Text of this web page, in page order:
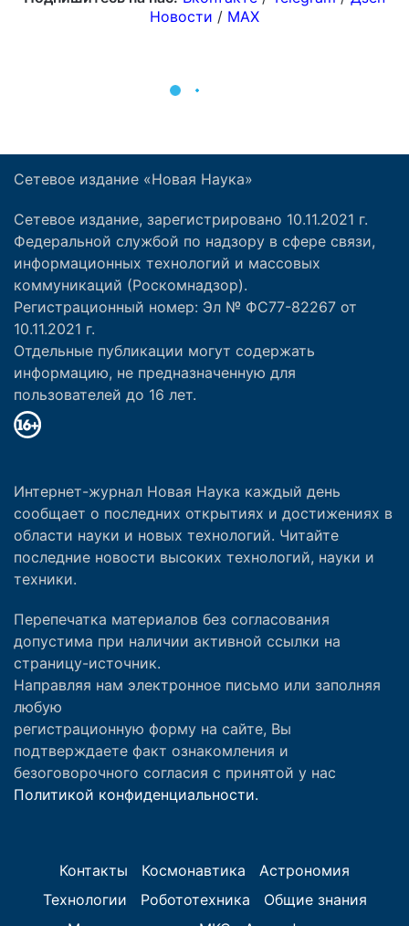
Сетевое издание «Новая Наука»
Сетевое издание, зарегистрировано 10.11.2021 г.
Федеральной службой по надзору в сфере связи,
информационных технологий и массовых
коммуникаций (Роскомнадзор).
Регистрационный номер: Эл № ФС77-82267 от
10.11.2021 г.
Отдельные публикации могут содержать
информацию, не предназначенную для
пользователей до 16 лет.
Интернет-журнал Новая Наука каждый день
сообщает о последних открытиях и достижениях в
области науки и новых технологий. Читайте
последние новости высоких технологий, науки и
техники.
Перепечатка материалов без согласования
допустима при наличии активной ссылки на
страницу-источник.
Направляя нам электронное письмо или заполняя
любую
регистрационную форму на сайте, Вы
подтверждаете факт ознакомления и
безоговорочного согласия с принятой у нас
Политикой конфиденциальности.
Контакты Космонавтика
Астрономия
Технологии
Робототехника
Общие знания